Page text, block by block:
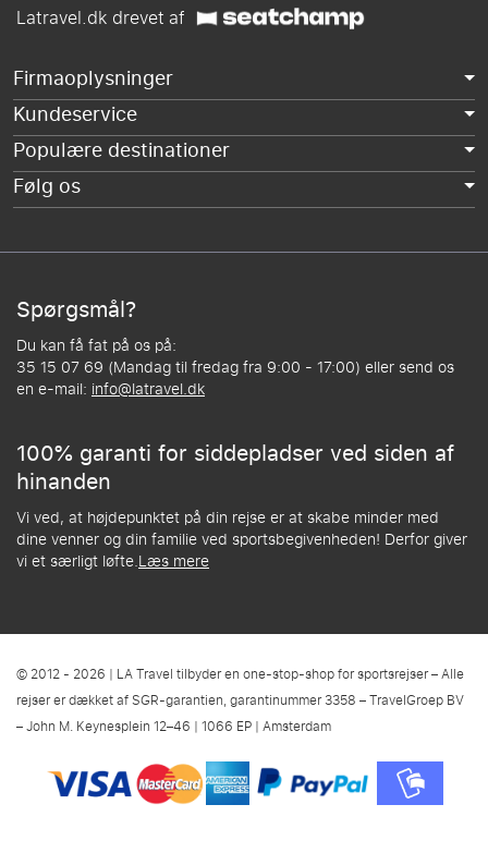
Latravel.dk drevet af
Firmaoplysninger
Kundeservice
Populære destinationer
Følg os
Spørgsmål?
Du kan få fat på os på:
35 15 07 69 (Mandag til fredag fra 9:00 - 17:00) eller send os
en e-mail: info@latravel.dk
100% garanti for siddepladser ved siden af
hinanden
Vi ved, at højdepunktet på din rejse er at skabe minder med
dine venner og din familie ved sportsbegivenheden! Derfor giver
vi et særligt løfte.Læs mere
© 2012 - 2026 | LA Travel tilbyder en one-stop-shop for sportsrejser – Alle
rejser er dækket af SGR-garantien, garantinummer 3358 – TravelGroep BV
– John M. Keynesplein 12–46 | 1066 EP | Amsterdam